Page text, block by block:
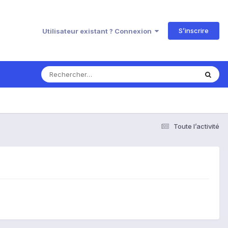
Utilisateur existant ? Connexion S’inscrire
Toute l’activité